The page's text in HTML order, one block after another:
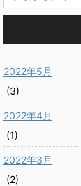
2022年5月
(3)
2022年4月
(1)
2022年3月
(2)